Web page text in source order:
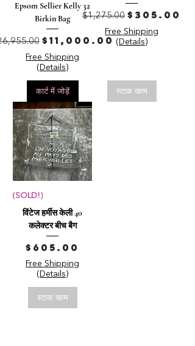
Epsom Sellier Kelly 32
Birkin Bag
मूल्य बिक्री मूल्य
$11,000.00
Free Shipping
(Details)
कार्ट में जोड़ें
नियमित मूल्य
$1,275.00 बिक्री मूल्य
$305.00
Free Shipping
(Details)
स्टाक खत्म
(SOLD!)
विंटेज हर्मीस केली 40
कलेक्टर बीच बैग
मूल्य
$605.00
Free Shipping
(Details)
स्टाक खत्म